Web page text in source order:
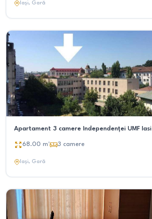
Iași, Gară
Apartament 3 camere Independenței UMF Iasi
68.00 m² 3 camere
Iași, Gară